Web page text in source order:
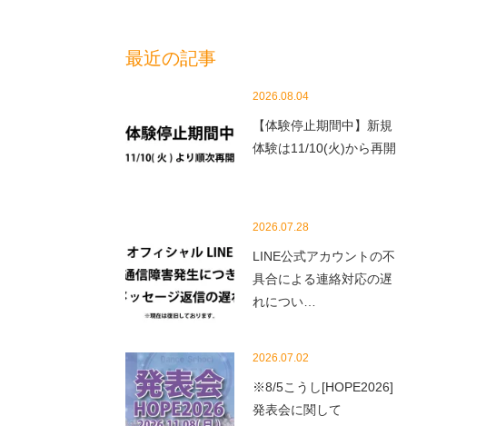
最近の記事
2026.08.04
【体験停止期間中】新規
体験は11/10(火)から再開
2026.07.28
LINE公式アカウントの不
具合による連絡対応の遅
れについ…
2026.07.02
※8/5こうし[HOPE2026]
発表会に関して